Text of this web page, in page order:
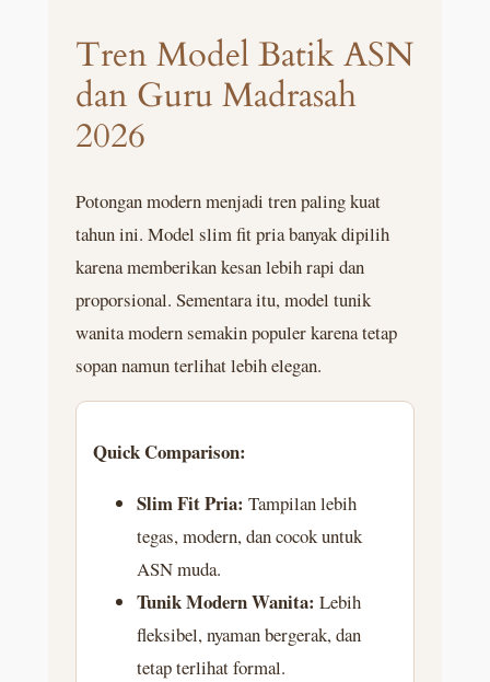
Tren Model Batik ASN
dan Guru Madrasah
2026
Potongan modern menjadi tren paling kuat
tahun ini. Model slim fit pria banyak dipilih
karena memberikan kesan lebih rapi dan
proporsional. Sementara itu, model tunik
wanita modern semakin populer karena tetap
sopan namun terlihat lebih elegan.
Quick Comparison:
Slim Fit Pria: Tampilan lebih
tegas, modern, dan cocok untuk
ASN muda.
Tunik Modern Wanita: Lebih
fleksibel, nyaman bergerak, dan
tetap terlihat formal.